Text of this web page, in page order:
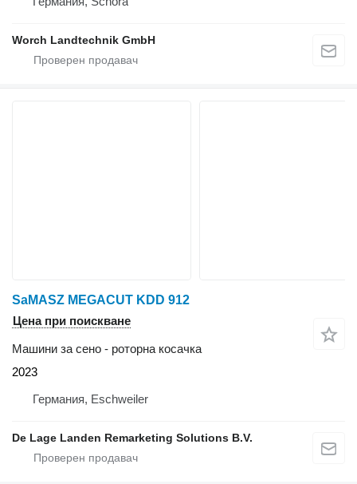
Worch Landtechnik GmbH
SaMASZ MEGACUT KDD 912
Цена при поискване
Машини за сено - роторна косачка
2023
Германия, Eschweiler
De Lage Landen Remarketing Solutions B.V.